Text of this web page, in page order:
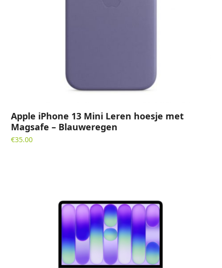
Apple iPhone 13 Mini Leren hoesje met
Magsafe – Blauweregen
€35.00